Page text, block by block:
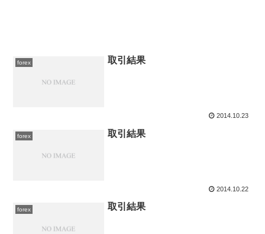
forex 取引結果
2014.10.23
forex 取引結果
2014.10.22
forex 取引結果